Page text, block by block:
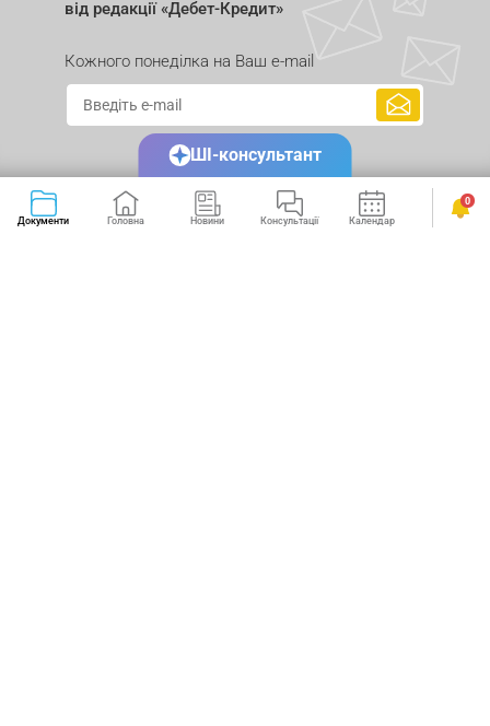
від редакції «Дебет-Кредит»
Кожного понеділка на Ваш e-mail
Документи Головна Новини Консультації Календар Сервіси
0
ШІ-консультант